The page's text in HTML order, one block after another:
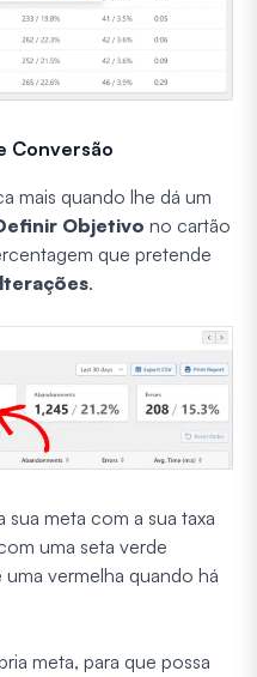
Conversão
mais quando lhe dá um
Objetivo no cartão
que pretende
.
meta com a sua taxa
uma seta verde
vermelha quando há
meta, para que possa